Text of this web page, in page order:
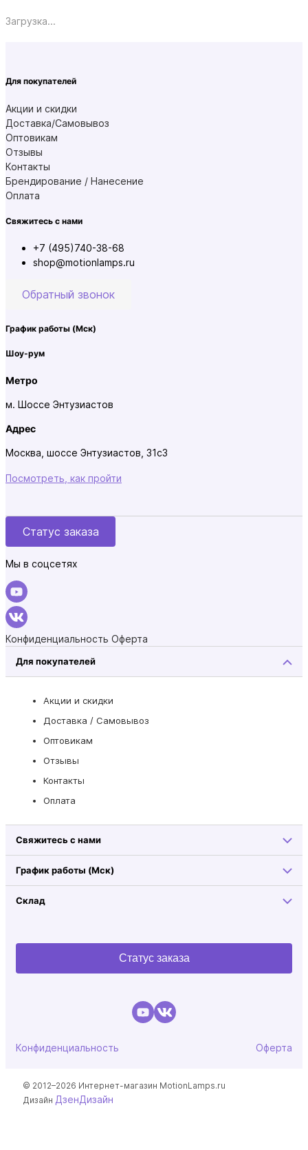
Загрузка...
Для покупателей
Акции и скидки
Доставка/Самовывоз
Оптовикам
Отзывы
Контакты
Брендирование / Нанесение
Оплата
Свяжитесь с нами
+7 (495)740-38-68
shop@motionlamps.ru
Обратный звонок
График работы (Мск)
Шоу-рум
Метро
м. Шоссе Энтузиастов
Адрес
Москва, шоссе Энтузиастов, 31с3
Посмотреть, как пройти
Статус заказа
Мы в соцсетях
Конфиденциальность Оферта
Для покупателей
Акции и скидки
Доставка / Самовывоз
Оптовикам
Отзывы
Контакты
Оплата
Свяжитесь с нами
График работы (Мск)
Склад
Статус заказа
Конфиденциальность Оферта
© 2012–2026 Интернет-магазин MotionLamps.ru
ДизайнДзенДизайн